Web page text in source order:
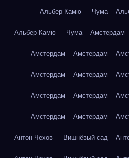
Альбер Камю — Чума
Альбер Камю — Чума Амстердам
Амстердам Амстердам
Амстердам Амстердам
Амстердам Амстердам
Амстердам Амстердам
Антон Чехов — Вишнёвый сад